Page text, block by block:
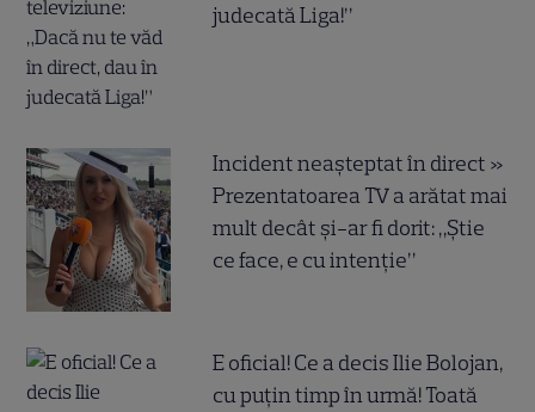
judecată Liga!”
Incident neașteptat în direct »
Prezentatoarea TV a arătat mai
mult decât și-ar fi dorit: „Știe
ce face, e cu intenție”
E oficial! Ce a decis Ilie Bolojan,
cu puțin timp în urmă! Toată